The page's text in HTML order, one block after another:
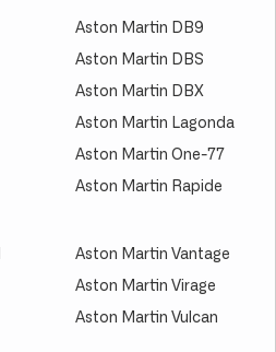
Aston Martin DB9
Aston Martin DBS
Aston Martin DBX
Aston Martin Lagonda
Aston Martin One-77
Aston Martin Rapide
Aston Martin Vantage
Aston Martin Virage
Aston Martin Vulcan